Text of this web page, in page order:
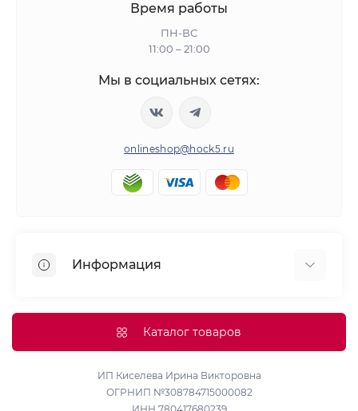
Время работы
ПН-ВС
11:00 – 21:00
Мы в социальных сетях:
onlineshop@hock5.ru
Информация
Доставка
Политика конфиденциальности и обработки
персональных данных
Каталог товаров
ИП Киселева Ирина Викторовна
ОГРНИП №308784715000082